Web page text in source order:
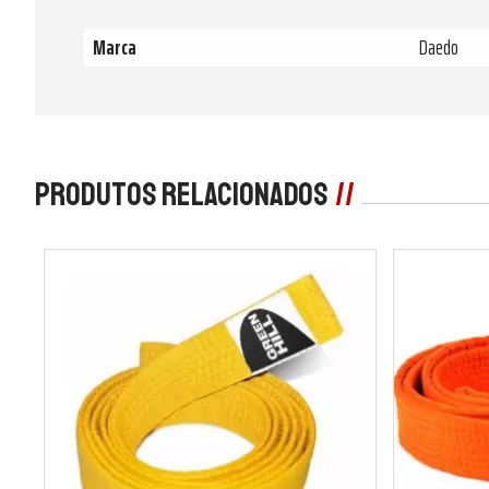
Marca Daedo
Produtos Relacionados